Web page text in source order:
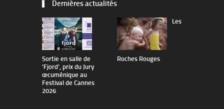
Dernières actualités
Sortie en salle de
’Fjord’, prix du Jury
œcuménique au
Festival de Cannes
2026
Les
Roches Rouges